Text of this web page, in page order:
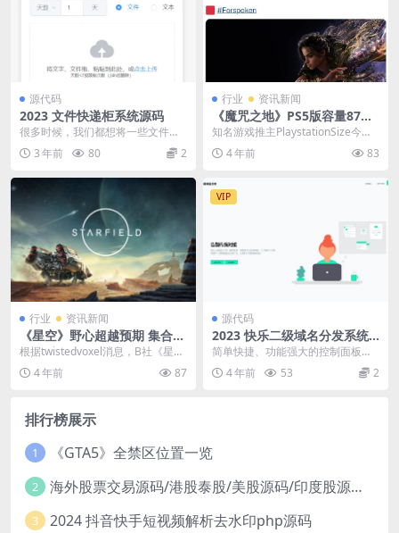
源代码
2023 文件快递柜系统源码
很多时候，我们都想将一些文件或
文本传送给别人，或者跨端传递一
些信息，但是我们又不...
3 年前 80 2
行业 资讯新闻
《魔咒之地》PS5版容量87GB
1月22日开启预载
知名游戏推主PlaystationSize今日
发文爆料了《魔咒之地》PS5版的
下...4 年前 83
行业 资讯新闻
《星空》野心超越预期 集合
《老滚》《辐射》系列优点
根据twistedvoxel消息，B社《星
空》的野心要比游戏测试人员的预
期更大。...
4 年前 87
VIP
源代码
2023 快乐二级域名分发系统
源码v1.2 重置版
简单快捷、功能强大的控制面板。
主打稳定长久稳定客户，控制面板
无任何广告，让我们伴...
4 年前 53 2
排行榜展示
1 《GTA5》全禁区位置一览
2 海外股票交易源码/港股泰股/美股源码/印度股源码/马拉西亚股票源码/国际股票配资
3 2024 抖音快手短视频解析去水印php源码